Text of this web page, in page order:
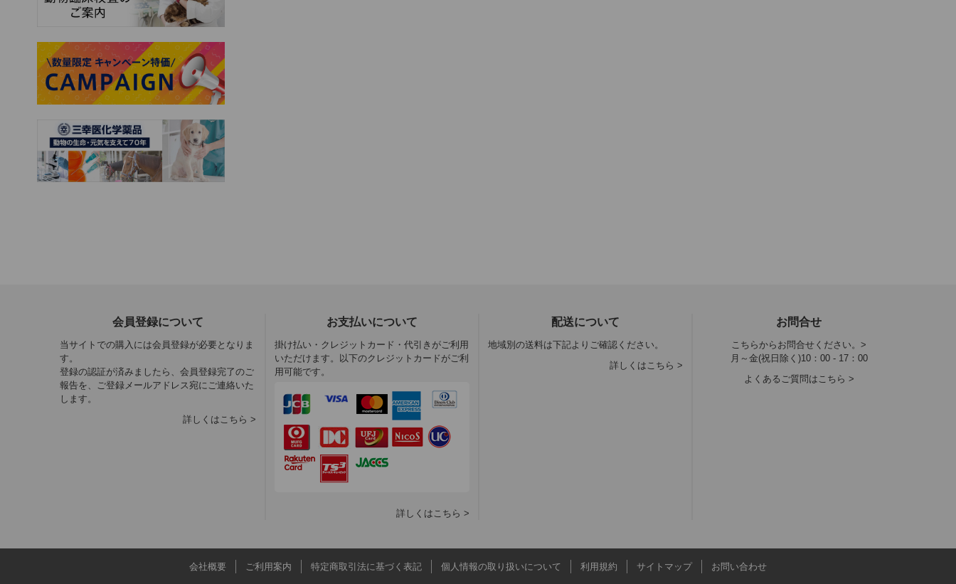
会員登録について
当サイトでの購入には会員登録が必要となりま
す。
登録の認証が済みましたら、会員登録完了のご
報告を、ご登録メールアドレス宛にご連絡いた
します。
詳しくはこちら >
お支払いについて
掛け払い・クレジットカード・代引きがご利用
いただけます。以下のクレジットカードがご利
用可能です。
詳しくはこちら >
配送について
地域別の送料は下記よりご確認ください。
詳しくはこちら >
お問合せ
こちらからお問合せください。>
月～金(祝日除く)10：00 - 17：00
よくあるご質問はこちら >
会社概要 ご利用案内 特定商取引法に基づく表記 個人情報の取り扱いについて 利用規約 サイトマップ お問い合わせ